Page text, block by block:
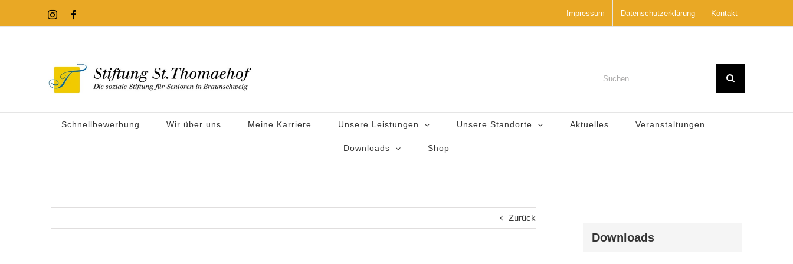
Inhalt
Instagram Impressum Datenschutzerklärung Kontakt
nach:
Schnellbewerbung Wir über uns Meine Karriere Unsere Leistungen Unsere Standorte Aktuelles Veranstaltungen
Downloads Shop
Zurück
Downloads